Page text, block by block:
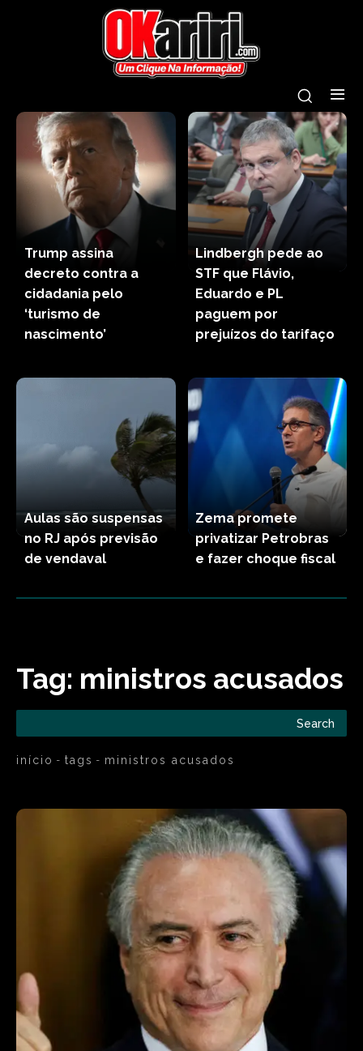
Trump assina
decreto contra a
cidadania pelo
‘turismo de
nascimento’
Lindbergh pede ao
STF que Flávio,
Eduardo e PL
paguem por
prejuízos do tarifaço
Aulas são suspensas
no RJ após previsão
de vendaval
Zema promete
privatizar Petrobras
e fazer choque fiscal
Tag: ministros acusados
Search
início tags ministros acusados